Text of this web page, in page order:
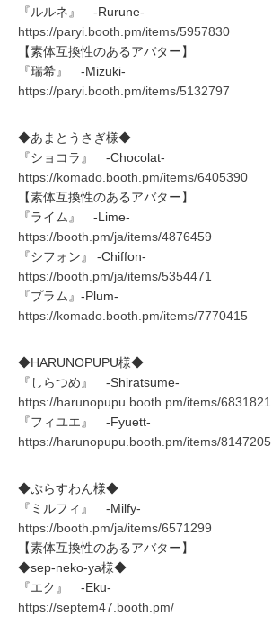
『ルルネ』 -Rurune-
https://paryi.booth.pm/items/5957830
【素体互換性のあるアバター】
『瑞希』 -Mizuki-
https://paryi.booth.pm/items/5132797
◆あまとうさぎ様◆
『ショコラ』 -Chocolat-
https://komado.booth.pm/items/6405390
【素体互換性のあるアバター】
『ライム』 -Lime-
https://booth.pm/ja/items/4876459
『シフォン』 -Chiffon-
https://booth.pm/ja/items/5354471
『プラム』-Plum-
https://komado.booth.pm/items/7770415
◆HARUNOPUPU様◆
『しらつめ』 -Shiratsume-
https://harunopupu.booth.pm/items/6831821
『フィユエ』 -Fyuett-
https://harunopupu.booth.pm/items/8147205
◆ぷらすわん様◆
『ミルフィ』 -Milfy-
https://booth.pm/ja/items/6571299
【素体互換性のあるアバター】
◆sep-neko-ya様◆
『エク』 -Eku-
https://septem47.booth.pm/